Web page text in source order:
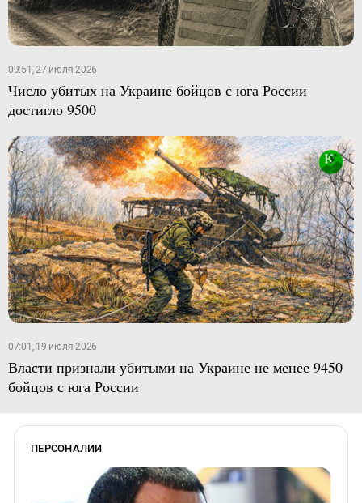
09:51, 27 июля 2026
Число убитых на Украине бойцов с юга России
достигло 9500
07:01, 19 июля 2026
Власти признали убитыми на Украине не менее 9450
бойцов с юга России
ПЕРСОНАЛИИ